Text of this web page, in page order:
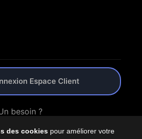
des cookies pour améliorer votre
Espace Client
besoin ?
Nous Contacter